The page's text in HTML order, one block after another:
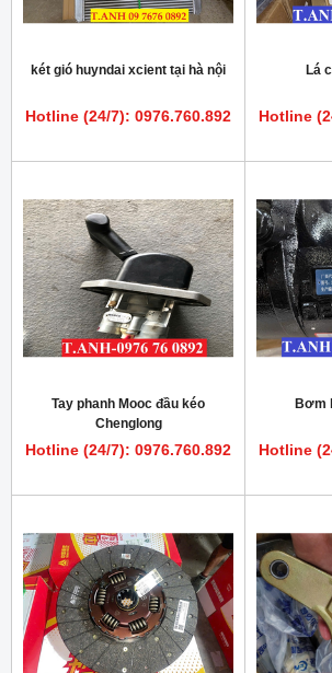
két gió huyndai xcient tại hà nội
Hotline (24/7): 0976.760.892
Lá
Hotline
Tay phanh Mooc đầu kéo
Chenglong
Hotline (24/7): 0976.760.892
Bơm
Hotline